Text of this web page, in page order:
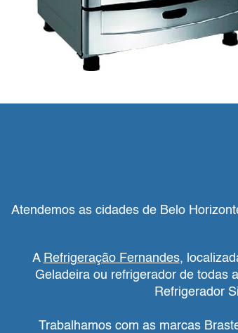
Atendemos as cidades de Belo
A Refrigeração Fernandes,
Geladeira ou refrigerador de todas
Refrigerador
Trabalhamos com as marcas